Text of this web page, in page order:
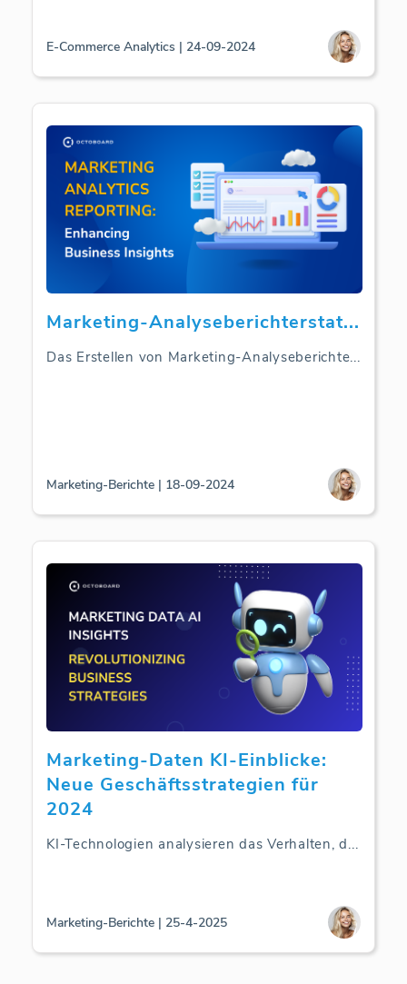
E-Commerce Analytics | 24-09-2024
Marketing-Analyseberichterstat...
Das Erstellen von Marketing-Analyseberichte...
Marketing-Berichte | 18-09-2024
Marketing-Daten KI-Einblicke:
Neue Geschäftsstrategien für
2024
KI-Technologien analysieren das Verhalten, d...
Marketing-Berichte | 25-4-2025